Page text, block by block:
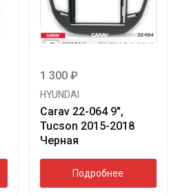
1 300 ₽
HYUNDAI
Carav 22-064 9″,
Tucson 2015-2018
Черная
Подробнее